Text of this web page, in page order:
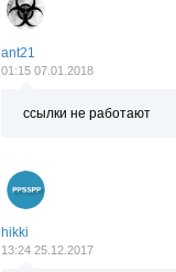
ant21
01:15 07.01.2018
ссылки не работают
hikki
13:24 25.12.2017